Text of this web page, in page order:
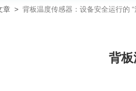
章 > 背板温度传感器：设备安全运行的 “
背